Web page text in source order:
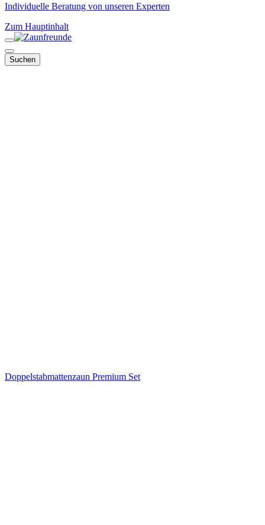
Individuelle Beratung von unseren Experten
Zum Hauptinhalt
Suchen
Doppelstabmattenzaun Premium Set